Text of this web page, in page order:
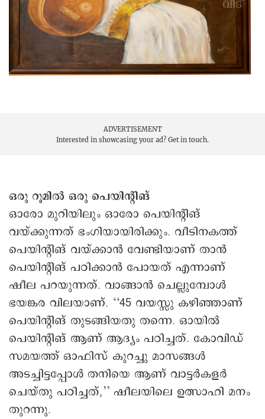
ADVERTISEMENT
Interested in showcasing your ad? Get in touch.
ഒരു റൂമിൽ ഒരു പെയിന്റിങ്
ഒാരോ മുറിയിലും ഒാരോ പെയിന്റിങ്
വയ്ക്കുന്നത് ഭംഗിയായിരിക്കും. വീടിനകത്ത്
പെയിന്റിങ് വയ്ക്കാൻ വേണ്ടിയാണ് താൻ
പെയിന്റിങ് പഠിക്കാൻ പോയത് എന്നാണ്
ഷീല പറയുന്നത്. വാങ്ങാൻ ചെല്ലുമ്പോൾ
ഭയങ്കര വിലയാണ്. ‘‘45 വയസ്സു കഴിഞ്ഞാണ്
പെയിന്റിങ് തുടങ്ങിയതു തന്നെ. ഒായിൽ
പെയിന്റിങ് ആണ് ആദ്യം പഠിച്ചത്. കോവിഡ്
സമയത്ത് ഒാഫിസ് കുറച്ചു മാസങ്ങൾ
അടച്ചിട്ടപ്പോൾ തനിയെ ആണ് വാട്ടർകളർ
ചെയ്തു പഠിച്ചത്,’’ ഷീലയിലെ ഉത്സാഹി മനം
തുറന്നു.